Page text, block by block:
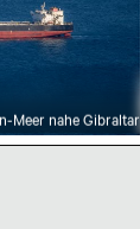
Meer nahe Gibraltar